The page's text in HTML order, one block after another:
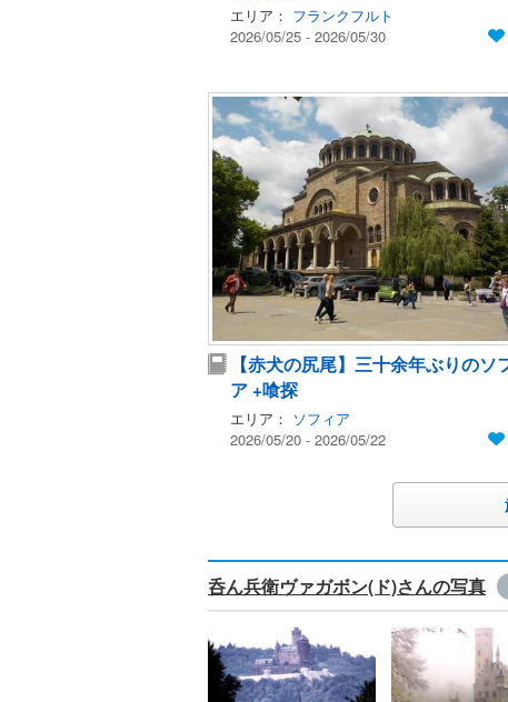
エリア： フランクフルト
2026/05/25 - 2026/05/30
【赤犬の尻尾】三十余年ぶりのソ
ア +喰探
エリア： ソフィア
2026/05/20 - 2026/05/22
呑ん兵衛ヴァガボン(ド)さんの写真